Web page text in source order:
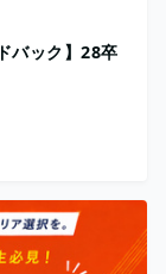
バック】28卒